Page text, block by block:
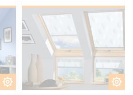
PERSONALIZAȚI.